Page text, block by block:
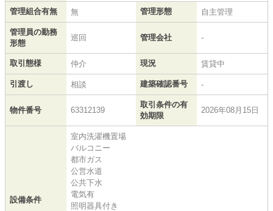
管理組合有無 無 管理形態 自主管理
管理員の勤務
形態
巡回 管理会社 -
取引態様 仲介 現況 賃貸中
引渡し 相談 建築確認番号 -
物件番号 63312139
取引条件の有
効期限
2026年08月15日
設備条件
室内洗濯機置場
バルコニー
都市ガス
公営水道
公共下水
電気有
照明器具付き